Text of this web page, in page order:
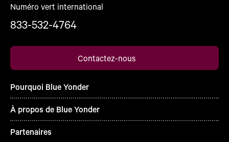
Numéro vert international
833-532-4764
Contactez-nous
Pourquoi Blue Yonder
À propos de Blue Yonder
Partenaires